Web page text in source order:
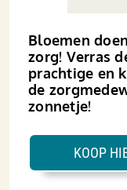
Bloemen
zorg! Verras
prachtige en
de
zonnetje!
KOOP